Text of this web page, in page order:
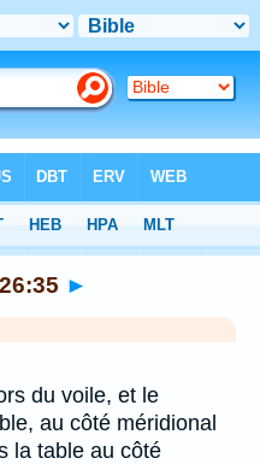
►
du voile, et le
au côté méridional
la table au côté